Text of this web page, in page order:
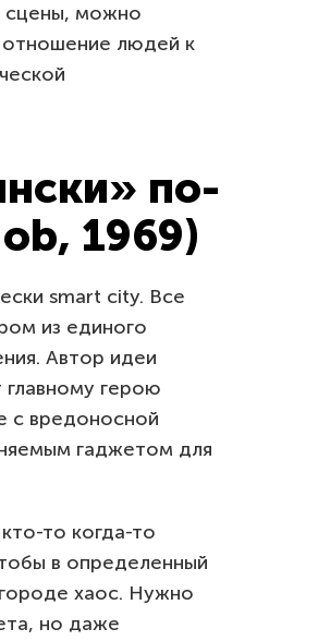
сцены, можно
отношение людей к
по-
1969)
smart city. Все
из единого
Автор идеи
главному герою
с вредоносной
гаджетом для
то когда-то
в определенный
хаос. Нужно
но даже